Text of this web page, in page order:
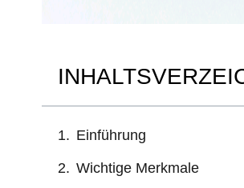
Einführung
Wichtige Merkmale